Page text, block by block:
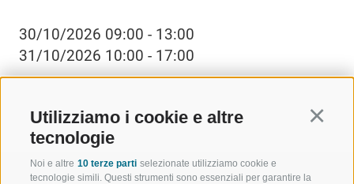
Utilizziamo i cookie e altre
tecnologie
Noi e altre 10 terze parti selezionate utilizziamo cookie e
tecnologie simili. Questi strumenti sono essenziali per garantire la
30/10/2026 09:00 - 13:00
31/10/2026 10:00 - 17:00